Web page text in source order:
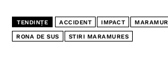
TENDINȚE ACCIDENT IMPACT
RONA DE SUS STIRI MARAMURES